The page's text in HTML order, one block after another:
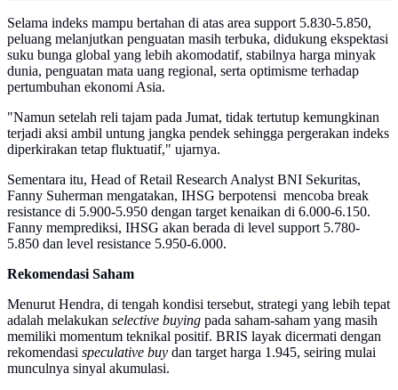
Selama indeks mampu bertahan di atas area support 5.830-5.850,
peluang melanjutkan penguatan masih terbuka, didukung ekspektasi
suku bunga global yang lebih akomodatif, stabilnya harga minyak
dunia, penguatan mata uang regional, serta optimisme terhadap
pertumbuhan ekonomi Asia.
"Namun setelah reli tajam pada Jumat, tidak tertutup kemungkinan
terjadi aksi ambil untung jangka pendek sehingga pergerakan indeks
diperkirakan tetap fluktuatif," ujarnya.
Sementara itu, Head of Retail Research Analyst BNI Sekuritas,
Fanny Suherman mengatakan, IHSG berpotensi mencoba break
resistance di 5.900-5.950 dengan target kenaikan di 6.000-6.150.
Fanny memprediksi, IHSG akan berada di level support 5.780-
5.850 dan level resistance 5.950-6.000.
Rekomendasi Saham
Menurut Hendra, di tengah kondisi tersebut, strategi yang lebih tepat
adalah melakukan selective buying pada saham-saham yang masih
memiliki momentum teknikal positif. BRIS layak dicermati dengan
rekomendasi speculative buy dan target harga 1.945, seiring mulai
munculnya sinyal akumulasi.